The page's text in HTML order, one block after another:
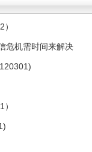
危机需时间来解决